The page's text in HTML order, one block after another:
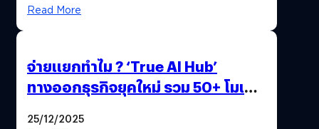
Read More
จ่ายแยกทำไม ? ‘True AI Hub’
ทางออกธุรกิจยุคใหม่ รวม 50+ โมเดล
25/12/2025